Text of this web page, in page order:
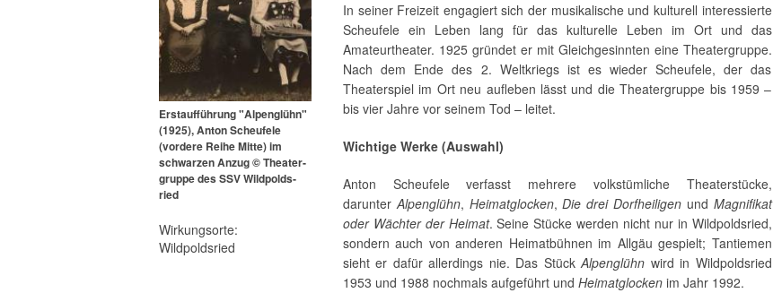
Erst­auf­füh­rung "Alpenglühn"
(1925), Anton Scheufele
(vordere Reihe Mitte) im
schwarzen Anzug © Thea­ter­
grup­pe des SSV Wild­polds­
ried
Wirkungsorte:
Wildpoldsried
In seiner Freizeit engagiert sich der musikalische und kulturell interessierte
Scheufele ein Leben lang für das kulturelle Leben im Ort und das
Amateurtheater. 1925 gründet er mit Gleichgesinnten eine Theatergruppe.
Nach dem Ende des 2. Weltkriegs ist es wieder Scheufele, der das
Theaterspiel im Ort neu aufleben lässt und die Theatergruppe bis 1959 –
bis vier Jahre vor seinem Tod – leitet.
Wichtige Werke (Auswahl)
Anton Scheufele verfasst mehrere volkstümliche Theaterstücke,
darunterAlpenglühn, Heimatglocken, Die drei Dorfheiligen und Magnifikat
oder Wächter der Heimat. Seine Stücke werden nicht nur in Wildpoldsried,
sondern auch von anderen Heimatbühnen im Allgäu gespielt; Tantiemen
sieht er dafür allerdings nie. Das StückAlpenglühn wird in Wildpoldsried
1953 und 1988 nochmals aufgeführt und Heimatglocken im Jahr 1992.